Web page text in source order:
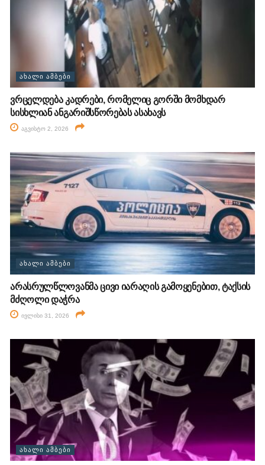
ᲐᲮᲐᲚᲘ ᲐᲛᲑᲔᲑᲘ
ვრცელდება კადრები, რომელიც გორში მომხდარ
სისხლიან ანგარიშსწორებას ასახავს
აგვისტო 2, 2026
ᲐᲮᲐᲚᲘ ᲐᲛᲑᲔᲑᲘ
არასრულწლოვანმა ცივი იარაღის გამოყენებით, ტაქსის
მძღოლი დაჭრა
ივლისი 31, 2026
ᲐᲮᲐᲚᲘ ᲐᲛᲑᲔᲑᲘ